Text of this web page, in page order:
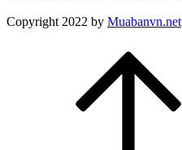
Copyright 2022 by Muabanvn.net